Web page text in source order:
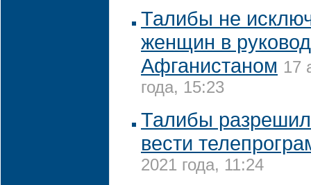
Талибы не
женщин в
Афганистаном 17
года, 15:23
Талибы
вести
2021 года, 11:24